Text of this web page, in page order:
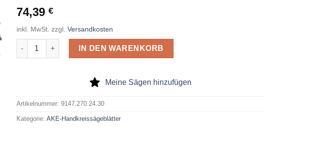
74,39 €
inkl. MwSt. zzgl. Versandkosten
AKE Handkreissägeblatt 270 x 3,2 x 30 Z= 24 W Menge
IN DEN WARENKORB
Meine Sägen hinzufügen
Artikelnummer: 9147.270.24.30
Kategorie: AKE-Handkreissägeblätter